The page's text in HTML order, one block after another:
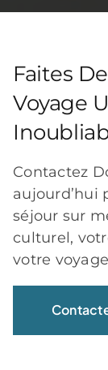
Faites
Voyage
Contactez
aujourd’hui
séjour sur
culturel,
votre